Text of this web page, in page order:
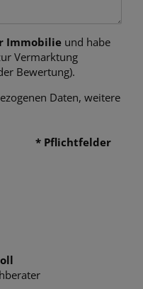
Immobilie und habe
Vermarktung
Bewertung).
Daten, weitere
* Pflichtfelder